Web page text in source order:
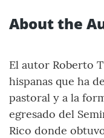
About the
El autor Roberto
hispanas que ha
pastoral y a la
egresado del
Rico donde